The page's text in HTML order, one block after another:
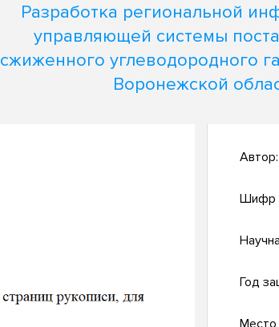
Разработка региональной
управляющей системы
сжиженного углеводородного
Воронежской
Автор:
Шифр
Год